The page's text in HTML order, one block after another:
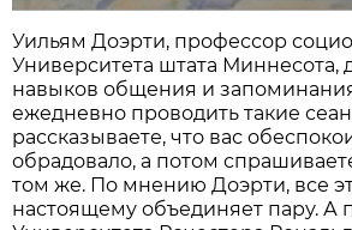
Уильям Доэрти, профессор
Университета штата Миннесота,
навыков общения и
ежедневно проводить такие
рассказываете, что вас
обрадовало, а потом
том же. По мнению Доэрти, все
настоящему объединяет пару. А